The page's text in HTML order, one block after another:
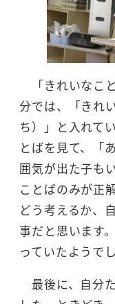
「きれいなこ
分では、「きれ
ち）」と入れて
とばを見て、「
囲気が出た子も
ことばのみが正
どう考えるか、
事だと思います
っていたようでし
最後に、自分